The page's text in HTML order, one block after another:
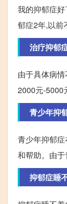
我的抑郁症
郁症2年,以前
治疗抑郁
由于具体病
2000元-5000
青少年抑
青少年抑郁
和帮助。由于
抑郁症睡